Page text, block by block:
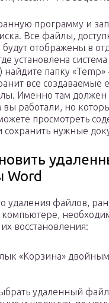
программу и
Все файлы,
будут отображены в
установлена
найдите папку
все создаваемые
Именно там должен
работали, но
просмотреть
сохранить нужные
Word
удаления файлов,
восстановления:
«Корзина»
удаленный